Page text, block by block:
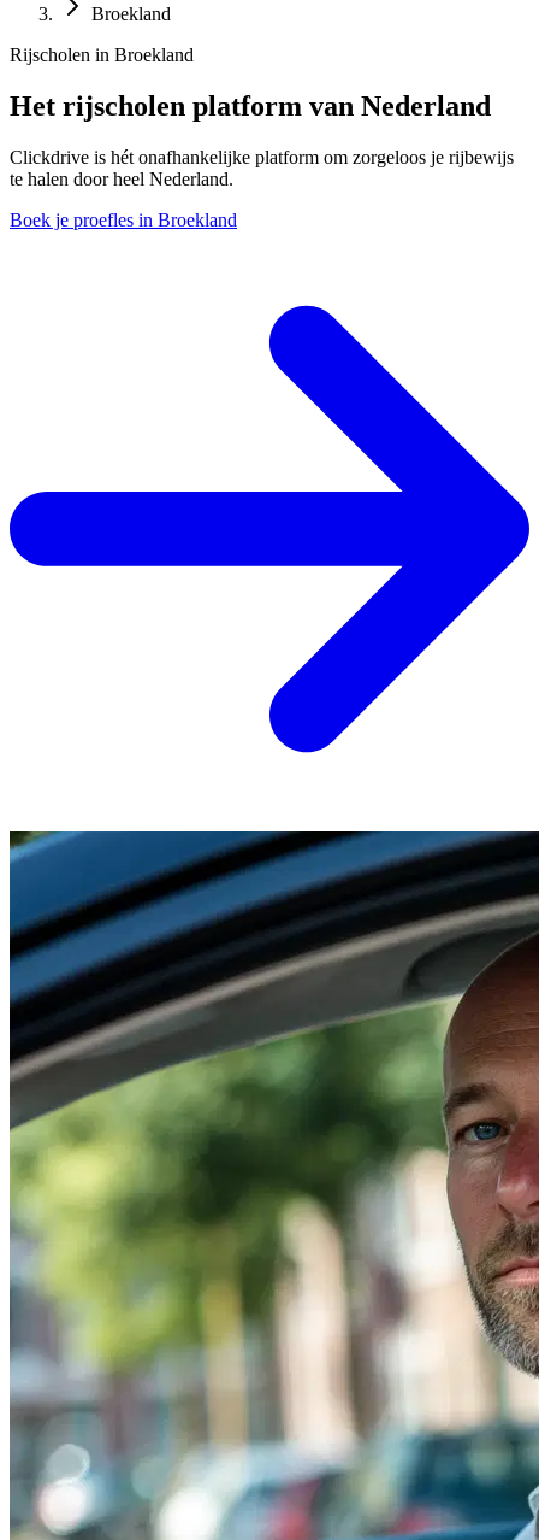
Broekland
Rijscholen in Broekland
Het rijscholen platform van Nederland
Clickdrive is hét onafhankelijke platform om zorgeloos je rijbewijs
te halen door heel Nederland.
Boek je proefles in Broekland